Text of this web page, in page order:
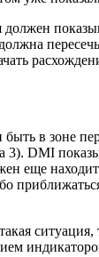
быть в зоне
3). DMI
еще